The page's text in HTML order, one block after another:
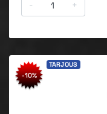
- +
-10%
TARJOUS